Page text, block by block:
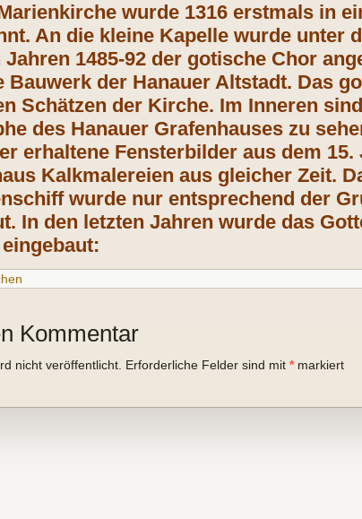
wurde 1316 erstmals in
An die kleine Kapelle wurde unter
1485-92 der gotische Chor
Bauwerk der Hanauer Altstadt. Das
Schätzen der Kirche. Im Inneren
des Hanauer Grafenhauses zu
erhaltene Fensterbilder aus dem
Kalkmalereien aus gleicher Zeit.
wurde nur entsprechend der
In den letzten Jahren wurde das
Kommentar
nicht veröffentlicht. Erforderliche Felder sind mit *markiert